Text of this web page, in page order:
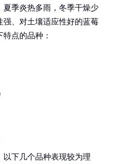
夏季炎热多雨，冬季干燥少
强、对土壤适应性好的蓝莓
点的品种：
下几个品种表现较为理